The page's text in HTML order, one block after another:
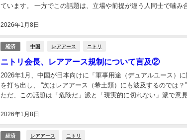
2026年1月8日
ています。 一方でこの話題は、立場や前提が違う人同士で噛み
経済 中国 レアアース ニトリ
ニトリ会長、レアアース規制について言及②
2026年1月8日
2026年1月、中国が日本向けに「軍事用途（デュアルユース）
を打ち出し、 “次はレアアース（希土類）にも波及するのでは？
ただ、この話題は「危険だ」派と「現実的に切れない」派で意
経済 レアアース ニトリ